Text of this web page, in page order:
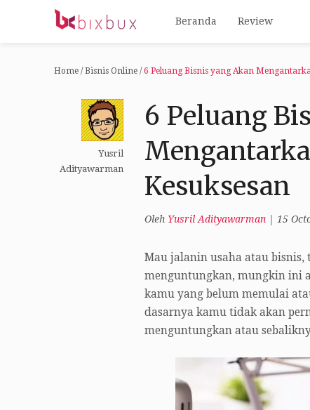
Beranda Review
Home /Bisnis Online /6 Peluang Bisnis yang Akan
Yusril
Adityawarman
6 Peluang
Kesuksesan
Oleh Yusril Adityawarman| 15
Mau jalanin usaha atau
menguntungkan, mungkin ini
kamu yang belum memulai
dasarnya kamu tidak akan
menguntungkan atau